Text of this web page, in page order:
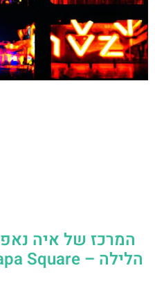
המרכז של איה
הלילה – Ayia Napa Square